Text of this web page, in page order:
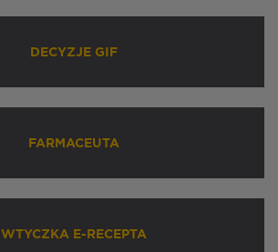
DECYZJE GIF
FARMACEUTA
WTYCZKA E-RECEPTA